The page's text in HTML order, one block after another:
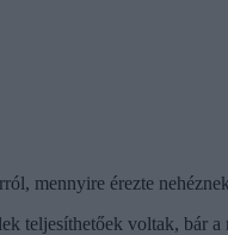
mennyire érezte
teljesíthetőek voltak, bár